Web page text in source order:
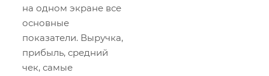
на одном экране все
основные
показатели. Выручка,
прибыль, средний
чек, самые